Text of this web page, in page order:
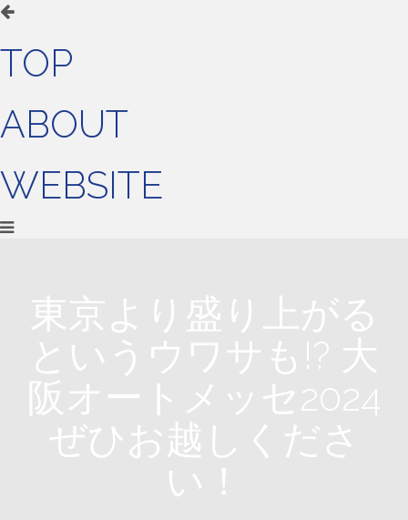
TOP
ABOUT
WEBSITE
東京より盛り上がる
というウワサも!? 大
阪オートメッセ2024
ぜひお越しくださ
い！